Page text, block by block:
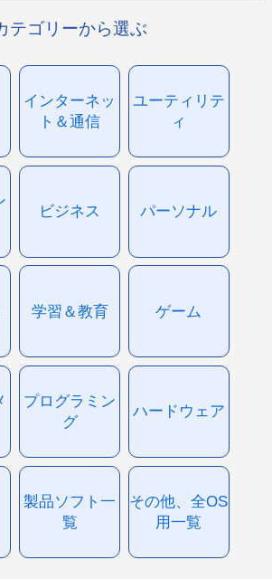
テゴリーから選ぶ
インターネッ
ト＆通信
ユーティリテ
ィ
ビジネス パーソナル
学習＆教育 ゲーム
プログラミン
グ
ハードウェア
製品ソフト一
覧
その他、全OS
用一覧